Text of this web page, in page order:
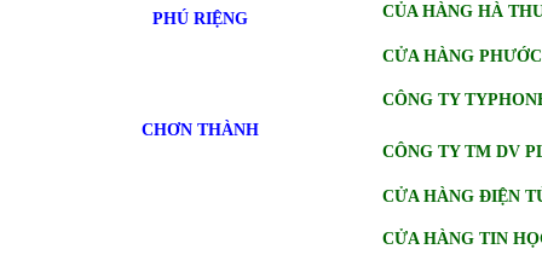
PHÚ RIỆNG CỦA HÀNG HÀ
CHƠN THÀNH
CỬA HÀNG
CÔNG TY
CÔNG TY TM DV
CỬA HÀNG ĐIỆN
CỬA HÀNG TIN